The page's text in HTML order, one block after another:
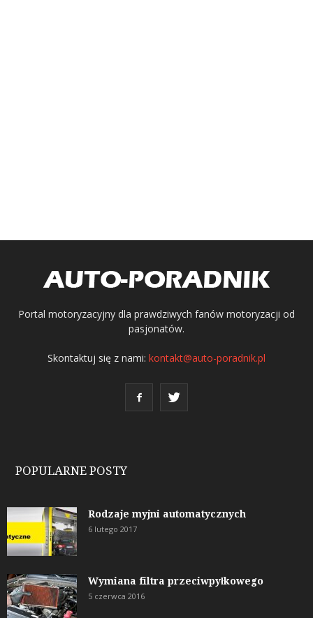
Portal motoryzacyjny dla prawdziwych fanów motoryzacji od
pasjonatów.
Skontaktuj się z nami: kontakt@auto-poradnik.pl
POPULARNE POSTY
Rodzaje myjni automatycznych
6 lutego 2017
Wymiana filtra przeciwpyłkowego
5 czerwca 2016